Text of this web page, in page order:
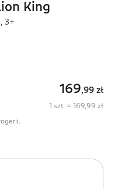
King
3+
169,99 zł
1 szt. = 169,99 zł